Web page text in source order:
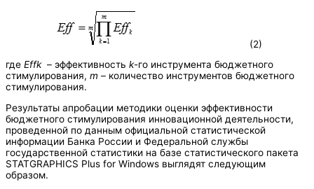
(2)
где Effk– эффективность k-го инструмента бюджетного
стимулирования, m – количество инструментов бюджетного
стимулирования.
Результаты апробации методики оценки эффективности
бюджетного стимулирования инновационной деятельности,
проведенной по данным официальной статистической
информации Банка России и Федеральной службы
государственной статистики на базе статистического пакета
STATGRAPHICS Plus for Windows выглядят следующим
образом.